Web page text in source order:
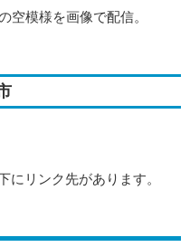
空模様を画像で配信。
にリンク先があります。